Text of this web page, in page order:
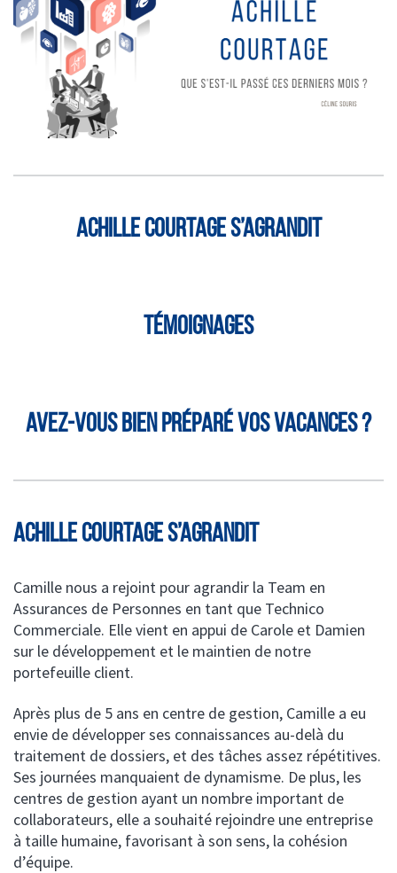
Achille Courtage s’agrandit
Témoignages
Avez-vous bien préparé vos vacances ?
ACHILLE COURTAGE S’AGRANDIT
Camille nous a rejoint pour agrandir la Team en
Assurances de Personnes en tant que Technico
Commerciale. Elle vient en appui de Carole et Damien
sur le développement et le maintien de notre
portefeuille client.
Après plus de 5 ans en centre de gestion, Camille a eu
envie de développer ses connaissances au-delà du
traitement de dossiers, et des tâches assez répétitives.
Ses journées manquaient de dynamisme. De plus, les
centres de gestion ayant un nombre important de
collaborateurs, elle a souhaité rejoindre une entreprise
à taille humaine, favorisant à son sens, la cohésion
d’équipe.